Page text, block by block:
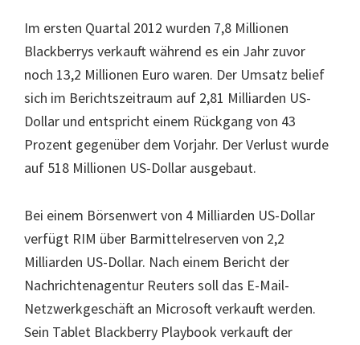
Im ersten Quartal 2012 wurden 7,8 Millionen
Blackberrys verkauft während es ein Jahr zuvor
noch 13,2 Millionen Euro waren. Der Umsatz belief
sich im Berichtszeitraum auf 2,81 Milliarden US-
Dollar und entspricht einem Rückgang von 43
Prozent gegenüber dem Vorjahr. Der Verlust wurde
auf 518 Millionen US-Dollar ausgebaut.
Bei einem Börsenwert von 4 Milliarden US-Dollar
verfügt RIM über Barmittelreserven von 2,2
Milliarden US-Dollar. Nach einem Bericht der
Nachrichtenagentur Reuters soll das E-Mail-
Netzwerkgeschäft an Microsoft verkauft werden.
Sein Tablet Blackberry Playbook verkauft der